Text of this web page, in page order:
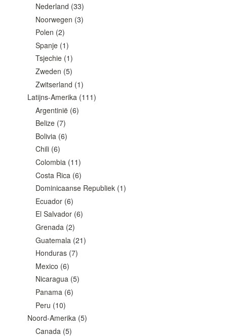
Nederland (33)
Noorwegen (3)
Polen (2)
Spanje (1)
Tsjechie (1)
Zweden (5)
Zwitserland (1)
Latijns-Amerika(111)
Argentinië (6)
Belize (7)
Bolivia (6)
Chili (6)
Colombia (11)
Costa Rica (6)
Dominicaanse Republiek (1)
Ecuador (6)
El Salvador (6)
Grenada (2)
Guatemala (21)
Honduras (7)
Mexico (6)
Nicaragua (5)
Panama (6)
Peru (10)
Noord-Amerika(5)
Canada (5)